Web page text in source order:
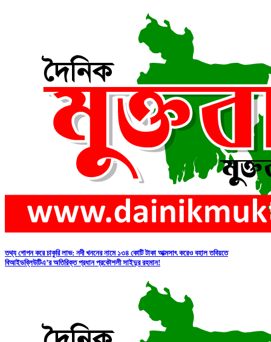
তথ্য গোপন করে চাকুরি লাভ: নদী খননের নামে ১৩৪ কোটি টাকা আত্মসাৎ করেও বহাল তবিয়তে
বিআইডব্লিউটিএ’র অতিরিক্ত প্রধান প্রকৌশলী সাইদুর রহমান!